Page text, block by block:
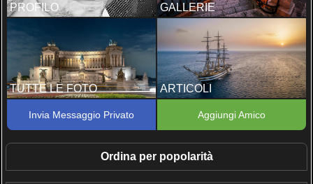
PROFILO GALLERIE
TUTTE LE FOTO ARTICOLI
Invia Messaggio Privato Aggiungi Amico
Ordina per popolarità